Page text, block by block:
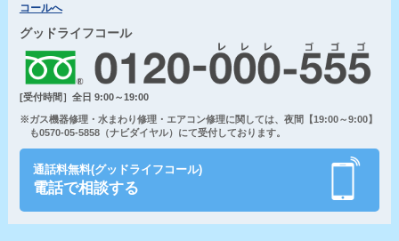
コールへ
グッドライフコール
[受付時間］全日 9:00～19:00
※ガス機器修理・水まわり修理・エアコン修理に関しては、夜間【19:00～9:00】
も0570-05-5858（ナビダイヤル）にて受付しております。
通話料無料(グッドライフコール)
電話で相談する